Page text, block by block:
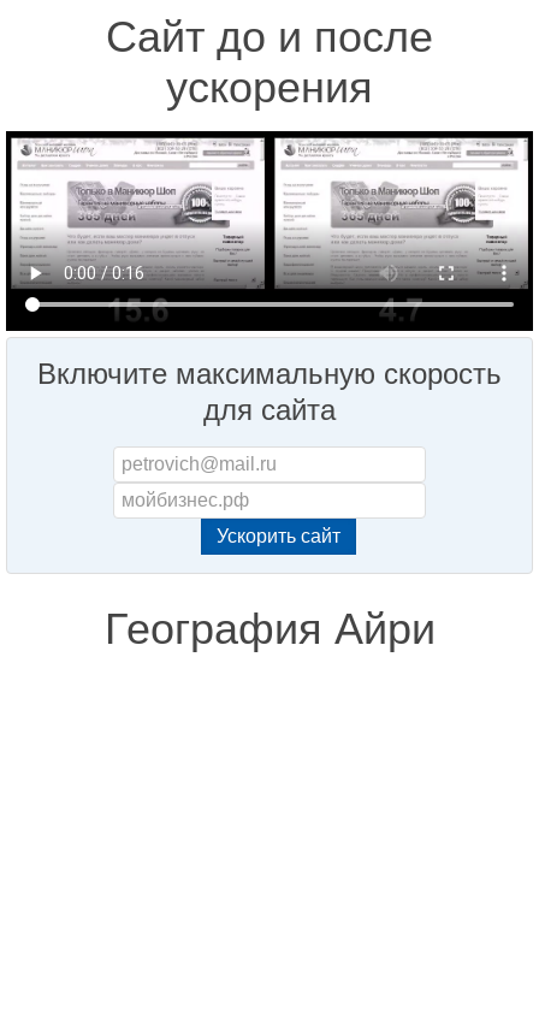
Сайт до и после
ускорения
Включите максимальную скорость
для сайта
География Айри